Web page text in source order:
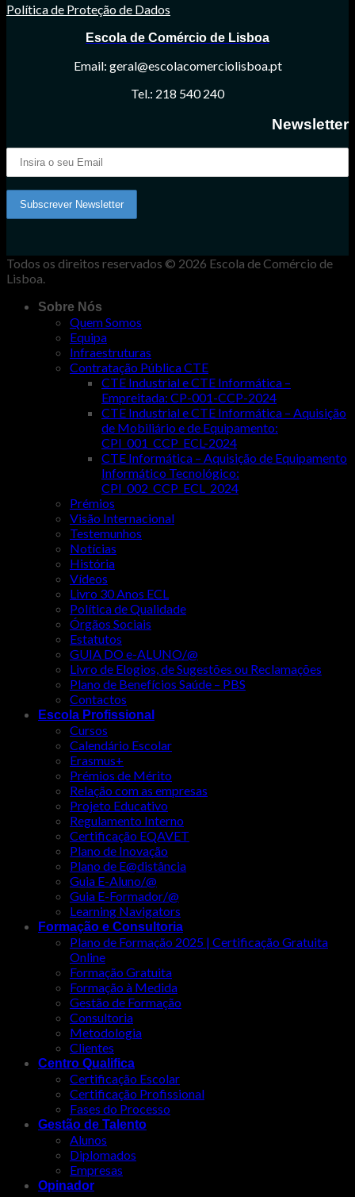
Política de Proteção de Dados
Escola de Comércio de Lisboa
Email: geral@escolacomerciolisboa.pt
Tel.: 218 540 240
Newsletter
Todos os direitos reservados © 2026 Escola de Comércio de
Lisboa.
Sobre Nós
Quem Somos
Equipa
Infraestruturas
Contratação Pública CTE
CTE Industrial e CTE Informática –
Empreitada: CP-001-CCP-2024
CTE Industrial e CTE Informática – Aquisição
de Mobiliário e de Equipamento:
CPI_001_CCP_ECL-2024
CTE Informática – Aquisição de Equipamento
Informático Tecnológico:
CPI_002_CCP_ECL_2024
Prémios
Visão Internacional
Testemunhos
Notícias
História
Vídeos
Livro 30 Anos ECL
Política de Qualidade
Órgãos Sociais
Estatutos
GUIA DO e-ALUNO/@
Livro de Elogios, de Sugestões ou Reclamações
Plano de Benefícios Saúde – PBS
Contactos
Escola Profissional
Cursos
Calendário Escolar
Erasmus+
Prémios de Mérito
Relação com as empresas
Projeto Educativo
Regulamento Interno
Certificação EQAVET
Plano de Inovação
Plano de E@distância
Guia E-Aluno/@
Guia E-Formador/@
Learning Navigators
Formação e Consultoria
Plano de Formação 2025 | Certificação Gratuita
Online
Formação Gratuita
Formação à Medida
Gestão de Formação
Consultoria
Metodologia
Clientes
Centro Qualifica
Certificação Escolar
Certificação Profissional
Fases do Processo
Gestão de Talento
Alunos
Diplomados
Empresas
Opinador